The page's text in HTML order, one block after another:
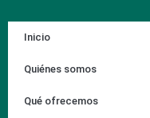
Inicio
Quiénes somos
Qué ofrecemos